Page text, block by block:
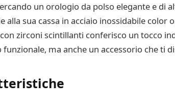
un orologio da polso elegante e di
alla sua cassa in acciaio inossidabile
zirconi scintillanti conferisco un tocco
ma anche un accessorio che ti